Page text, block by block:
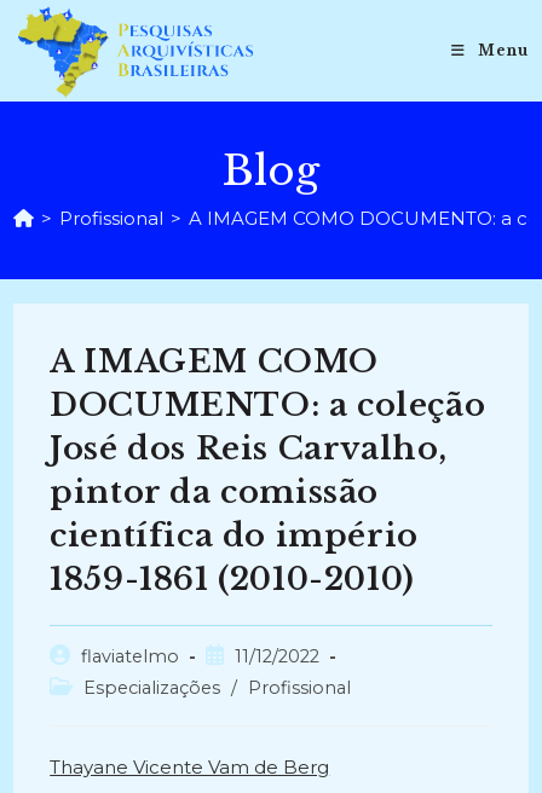
para
conteúdo
Menu
Blog
> Profissional > A IMAGEM COMO DOCUMENTO: a
A IMAGEM COMO
DOCUMENTO: a coleção
José dos Reis Carvalho,
pintor da comissão
científica do império
1859-1861 (2010-2010)
Autor
do
flaviatelmo
Post
publicado:
11/12/2022
Categoria
Especializações / Profissional
Thayane Vicente Vam de Berg